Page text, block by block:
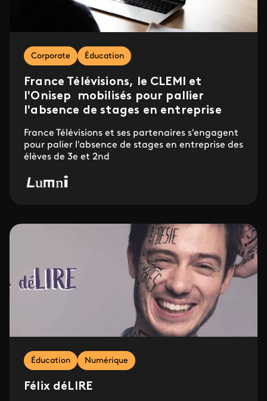
Corporate Éducation
France Télévisions, le CLEMI et
l'Onisep mobilisés pour pallier
l'absence de stages en entreprise
France Télévisions et ses partenaires s'engagent
pour palier l'absence de stages en entreprise des
élèves de 3e et 2nd
Éducation Numérique
Félix déLIRE